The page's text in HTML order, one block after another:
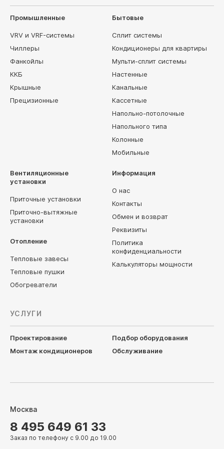
Промышленные
VRV и VRF-системы
Чиллеры
Фанкойлы
ККБ
Крышные
Прецизионные
Бытовые
Сплит системы
Кондиционеры для квартиры
Мульти-сплит системы
Настенные
Канальные
Кассетные
Напольно-потолочные
Напольного типа
Колонные
Мобильные
Вентиляционные
установки
Приточные установки
Приточно-вытяжные
установки
Отопление
Тепловые завесы
Тепловые пушки
Обогреватели
Информация
О нас
Контакты
Обмен и возврат
Реквизиты
Политика
конфиденциальности
Калькуляторы мощности
УСЛУГИ
Проектирование
Подбор оборудования
Монтаж кондиционеров
Обслуживание
Москва
8 495 649 61 33
Заказ по телефону с 9.00 до 19.00